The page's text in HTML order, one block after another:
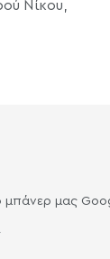
Νίκου,
μπάνερ μας